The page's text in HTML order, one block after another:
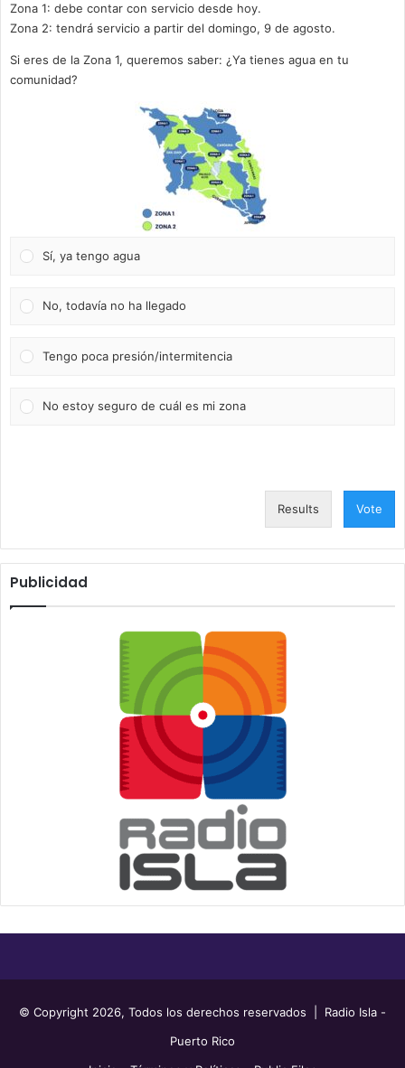
Zona 1: debe contar con servicio desde hoy.
Zona 2: tendrá servicio a partir del domingo, 9 de agosto.
Si eres de la Zona 1, queremos saber: ¿Ya tienes agua en tu
comunidad?
Sí, ya tengo agua
No, todavía no ha llegado
Tengo poca presión/intermitencia
No estoy seguro de cuál es mi zona
Results Vote
Publicidad
© Copyright 2026, Todos los derechos reservados | Radio Isla -
Puerto Rico